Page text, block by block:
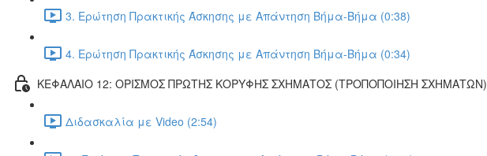
3. Ερώτηση Πρακτικής Άσκησης με Απάντηση Βήμα-Βήμα (0:38)
4. Ερώτηση Πρακτικής Άσκησης με Απάντηση Βήμα-Βήμα (0:34)
ΚΕΦΑΛΑΙΟ 12: ΟΡΙΣΜΟΣ ΠΡΩΤΗΣ ΚΟΡΥΦΗΣ ΣΧΗΜΑΤΟΣ (ΤΡΟΠΟΠΟΙΗΣΗ ΣΧΗΜΑΤΩΝ)
Διδασκαλία με Video (2:54)